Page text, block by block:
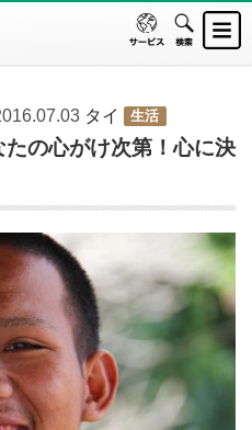
タイ 生活
の心がけ次第！心に決